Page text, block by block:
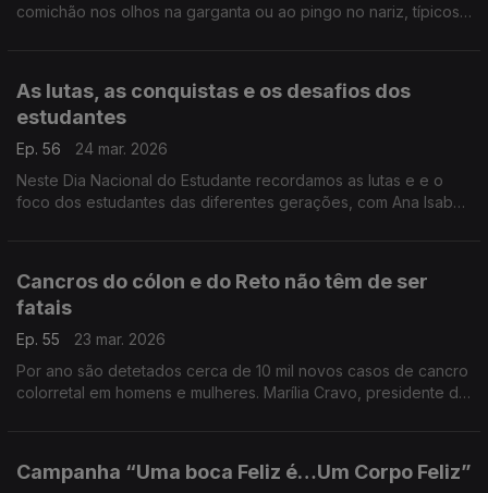
comichão nos olhos na garganta ou ao pingo no nariz, típicos
As lutas, as conquistas e os desafios dos
estudantes
Ep. 56
24 mar. 2026
Neste Dia Nacional do Estudante recordamos as lutas e e o
foco dos estudantes das diferentes gerações, com Ana Isabel
Cancros do cólon e do Reto não têm de ser
fatais
Ep. 55
23 mar. 2026
Por ano são detetados cerca de 10 mil novos casos de cancro
colorretal em homens e mulheres. Marília Cravo, presidente da
Campanha “Uma boca Feliz é…Um Corpo Feliz”